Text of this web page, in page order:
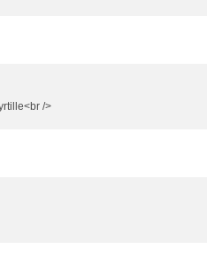
/>